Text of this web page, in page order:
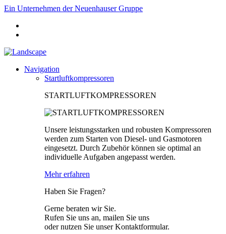
Ein Unternehmen der Neuenhauser Gruppe
Navigation
Startluftkompressoren
STARTLUFTKOMPRESSOREN
Unsere leistungsstarken und robusten Kompressoren
werden zum Starten von Diesel- und Gasmotoren
eingesetzt. Durch Zubehör können sie optimal an
individuelle Aufgaben angepasst werden.
Mehr erfahren
Haben Sie Fragen?
Gerne beraten wir Sie.
Rufen Sie uns an, mailen Sie uns
oder nutzen Sie unser Kontaktformular.